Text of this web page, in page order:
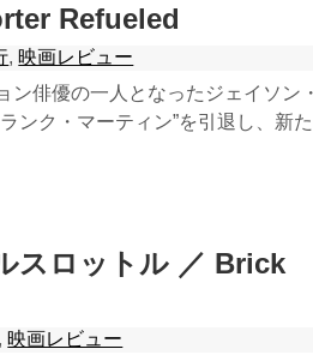
Refueled
, 映画レビュー
俳優の一人となったジェイソン・
ンク・マーティン”を引退し、新た
スロットル ／ Brick
, 映画レビュー